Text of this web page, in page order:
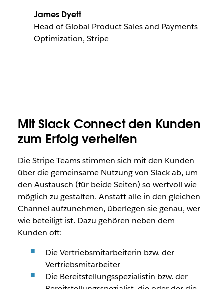
James Dyett
Head of Global Product Sales and Payments
Optimization, Stripe
Mit Slack Connect den Kunden
zum Erfolg verhelfen
Die Stripe-Teams stimmen sich mit den Kunden
über die gemeinsame Nutzung von Slack ab, um
den Austausch (für beide Seiten) so wertvoll wie
möglich zu gestalten. Anstatt alle in den gleichen
Channel aufzunehmen, überlegen sie genau, wer
wie beteiligt ist. Dazu gehören neben dem
Kunden oft:
Die Vertriebsmitarbeiterin bzw. der
Vertriebsmitarbeiter
Die Bereitstellungsspezialistin bzw. der